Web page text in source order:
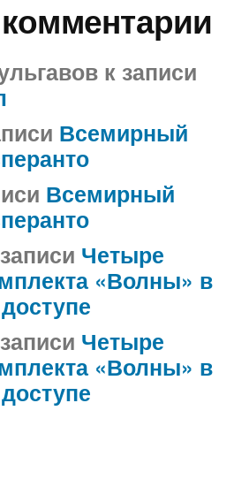
к записи
Всемирный
Всемирный
Четыре
«Волны» в
Четыре
«Волны» в